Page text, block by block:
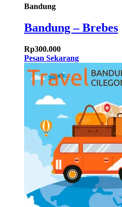
Bandung
Bandung – Brebes
Rp300.000
Pesan Sekarang